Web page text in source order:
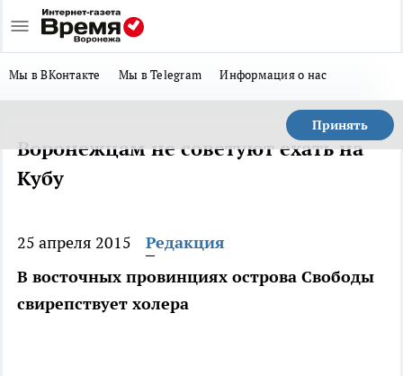
Мы в ВКонтакте Мы в Telegram Информация о нас
Принять
Воронежцам не советуют ехать на
Кубу
25 апреля 2015
Редакция
В восточных провинциях острова Свободы
свирепствует холера